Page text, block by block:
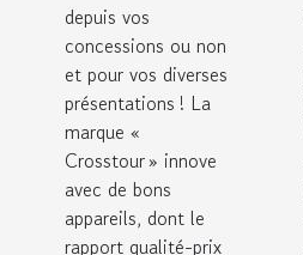
depuis vos
concessions ou non
et pour vos diverses
présentations ! La
marque «
Crosstour » innove
avec de bons
appareils, dont le
rapport qualité-prix